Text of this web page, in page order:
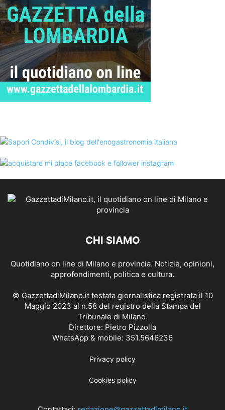
CHI SIAMO
Quotidiano on line di Milano e provincia. Notizie, opinioni,
approfondimenti, politica e cultura.
© GazzettadiMilano.it testata giornalistica registrata il 10
Maggio 2023 al n.58 del registro della Stampa del
Tribunale di Milano.
Direttore: Pietro Pizzolla
WhatsApp & mobile: 351.5646236
Privacy policy
Cookies policy